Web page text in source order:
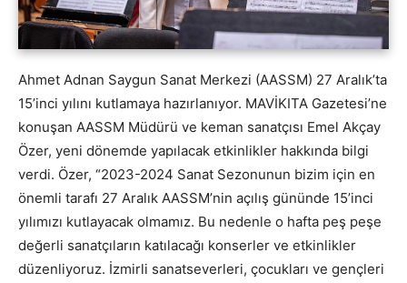
Ahmet Adnan Saygun Sanat Merkezi (AASSM) 27 Aralık’ta
15’inci yılını kutlamaya hazırlanıyor. MAVİKITA Gazetesi’ne
konuşan AASSM Müdürü ve keman sanatçısı Emel Akçay
Özer, yeni dönemde yapılacak etkinlikler hakkında bilgi
verdi. Özer, “2023-2024 Sanat Sezonunun bizim için en
önemli tarafı 27 Aralık AASSM’nin açılış gününde 15’inci
yılımızı kutlayacak olmamız. Bu nedenle o hafta peş peşe
değerli sanatçıların katılacağı konserler ve etkinlikler
düzenliyoruz. İzmirli sanatseverleri, çocukları ve gençleri